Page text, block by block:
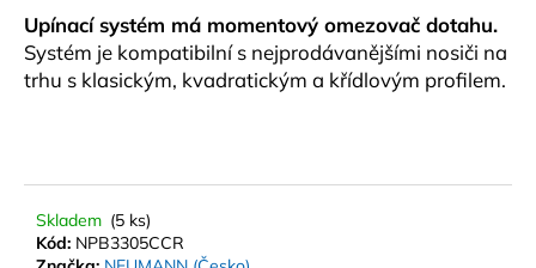
Upínací systém má momentový omezovač dotahu.
Systém je kompatibilní s nejprodávanějšími nosiči na
trhu s klasickým, kvadratickým a křídlovým profilem.
Skladem (5 ks)
Kód: NPB3305CCR
STŘEŠNÍ
BOX
NORTHLINE
589